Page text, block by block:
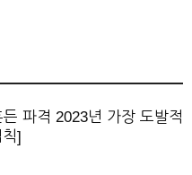
파격 2023년 가장 도발적
]